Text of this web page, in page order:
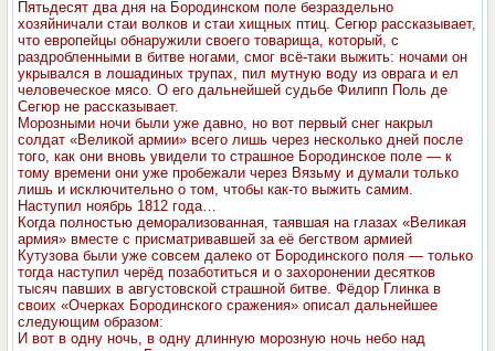
Пятьдесят два дня на Бородинском поле безраздельно
хозяйничали стаи волков и стаи хищных птиц. Сегюр рассказывает,
что европейцы обнаружили своего товарища, который, с
раздробленными в битве ногами, смог всё-таки выжить: ночами он
укрывался в лошадиных трупах, пил мутную воду из оврага и ел
человеческое мясо. О его дальнейшей судьбе Филипп Поль де
Сегюр не рассказывает.
Морозными ночи были уже давно, но вот первый снег накрыл
солдат «Великой армии» всего лишь через несколько дней после
того, как они вновь увидели то страшное Бородинское поле — к
тому времени они уже пробежали через Вязьму и думали только
лишь и исключительно о том, чтобы как-то выжить самим.
Наступил ноябрь 1812 года…
Когда полностью деморализованная, таявшая на глазах «Великая
армия» вместе с присматривавшей за её бегством армией
Кутузова были уже совсем далеко от Бородинского поля — только
тогда наступил черёд позаботиться и о захоронении десятков
тысяч павших в августовской страшной битве. Фёдор Глинка в
своих «Очерках Бородинского сражения» описал дальнейшее
следующим образом:
И вот в одну ночь, в одну длинную морозную ночь небо над